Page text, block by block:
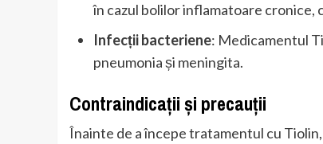
în cazul bolilor inflamatoare cronice,
Infecții bacteriene: Medicamentul
pneumonia și meningita.
Contraindicații și precauții
Înainte de a începe tratamentul cu